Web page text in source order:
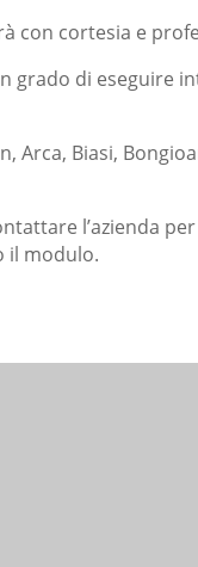
con cortesia e
di eseguire
Biasi,
l’azienda
il modulo.